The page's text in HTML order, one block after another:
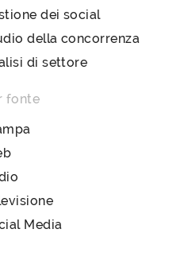
dei social
della concorrenza
di settore
fonte
Media